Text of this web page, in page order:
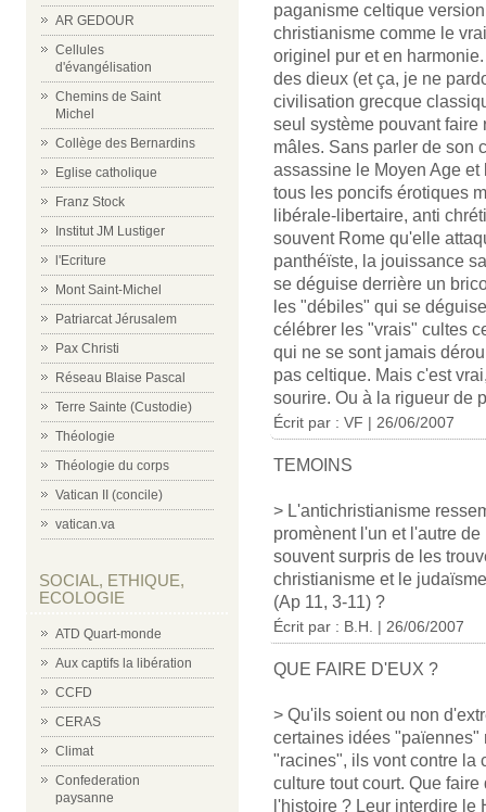
AR GEDOUR
Cellules
d'évangélisation
Chemins de Saint
Michel
Collège des Bernardins
Eglise catholique
Franz Stock
Institut JM Lustiger
l'Ecriture
Mont Saint-Michel
Patriarcat Jérusalem
Pax Christi
Réseau Blaise Pascal
Terre Sainte (Custodie)
Théologie
Théologie du corps
Vatican II (concile)
vatican.va
SOCIAL, ETHIQUE,
ECOLOGIE
ATD Quart-monde
Aux captifs la libération
CCFD
CERAS
Climat
Confederation
paysanne
paganisme celtique
christianisme comme le
originel pur et en
des dieux (et ça, je ne
civilisation grecque
seul système pouvant faire
mâles. Sans parler de son
assassine le Moyen Age
tous les poncifs érotiques
libérale-libertaire, anti
souvent Rome qu'elle
panthéïste, la jouissance
se déguise derrière un
les "débiles" qui se
célébrer les "vrais" cultes
qui ne se sont jamais
pas celtique. Mais c'est
sourire. Ou à la rigueur de
Écrit par : VF | 26/06/2007
TEMOINS
> L'antichristianisme
promènent l'un et l'autre
souvent surpris de les
christianisme et le
(Ap 11, 3-11) ?
Écrit par : B.H. | 26/06/2007
QUE FAIRE D'EUX ?
> Qu'ils soient ou non
certaines idées "païennes"
"racines", ils vont contre la
culture tout court. Que
l'histoire ? Leur interdire le